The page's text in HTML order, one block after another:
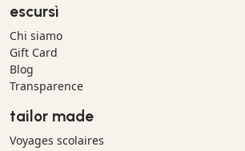
escursì
Chi siamo
Gift Card
Blog
Transparence
tailor made
Voyages scolaires